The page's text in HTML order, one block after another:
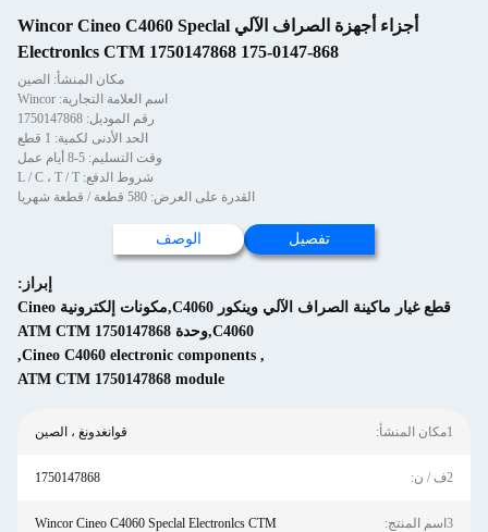
أجزاء أجهزة الصراف الآلي Wincor Cineo C4060 Speclal
Electronlcs CTM 1750147868 175-0147-868
مكان المنشأ: الصين
اسم العلامة التجارية: Wincor
رقم الموديل: 1750147868
الحد الأدنى لكمية: 1 قطع
وقت التسليم: 5-8 أيام عمل
شروط الدفع: L / C ، T / T
القدرة على العرض: 580 قطعة / قطعة شهريا
تفصيل الوصف
إبراز:
قطع غيار ماكينة الصراف الآلي وينكور C4060,مكونات إلكترونية Cineo
C4060,وحدة ATM CTM 1750147868
,
Cineo C4060 electronic components
,
ATM CTM 1750147868 module
1مكان المنشأ: قوانغدونغ ، الصين
2ف / ن: 1750147868
3اسم المنتج: Wincor Cineo C4060 Speclal Electronlcs CTM